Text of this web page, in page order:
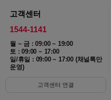
고객센터
1544-1141
월 ~ 금 : 09:00 ~ 19:00
토 : 09:00 ~ 17:00
일/휴일 : 09:00 ~ 17:00 (채널톡만
운영)
고객센터 연결